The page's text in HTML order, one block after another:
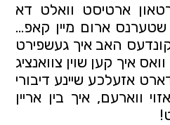
ארטיסט וואלט דא
ארום מיין קאפ…
האב איך געשפירט
איך קען שוין צוואנציג
אזעלכע שיינע דיבורי
ווארעם, איך בין אריין